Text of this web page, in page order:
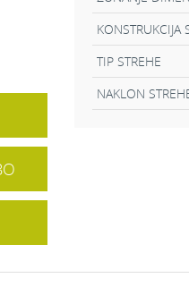
KONSTRUKCIJA
TIP STREHE
NAKLON